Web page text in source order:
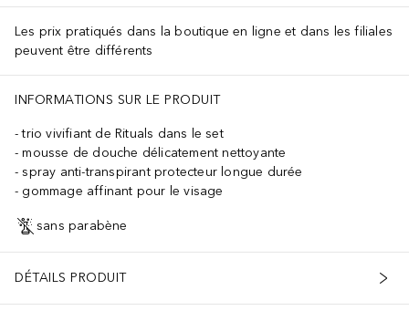
Les prix pratiqués dans la boutique en ligne et dans les filiales
peuvent être différents
INFORMATIONS SUR LE PRODUIT
trio vivifiant de Rituals dans le set
mousse de douche délicatement nettoyante
spray anti-transpirant protecteur longue durée
gommage affinant pour le visage
sans parabène
DÉTAILS PRODUIT